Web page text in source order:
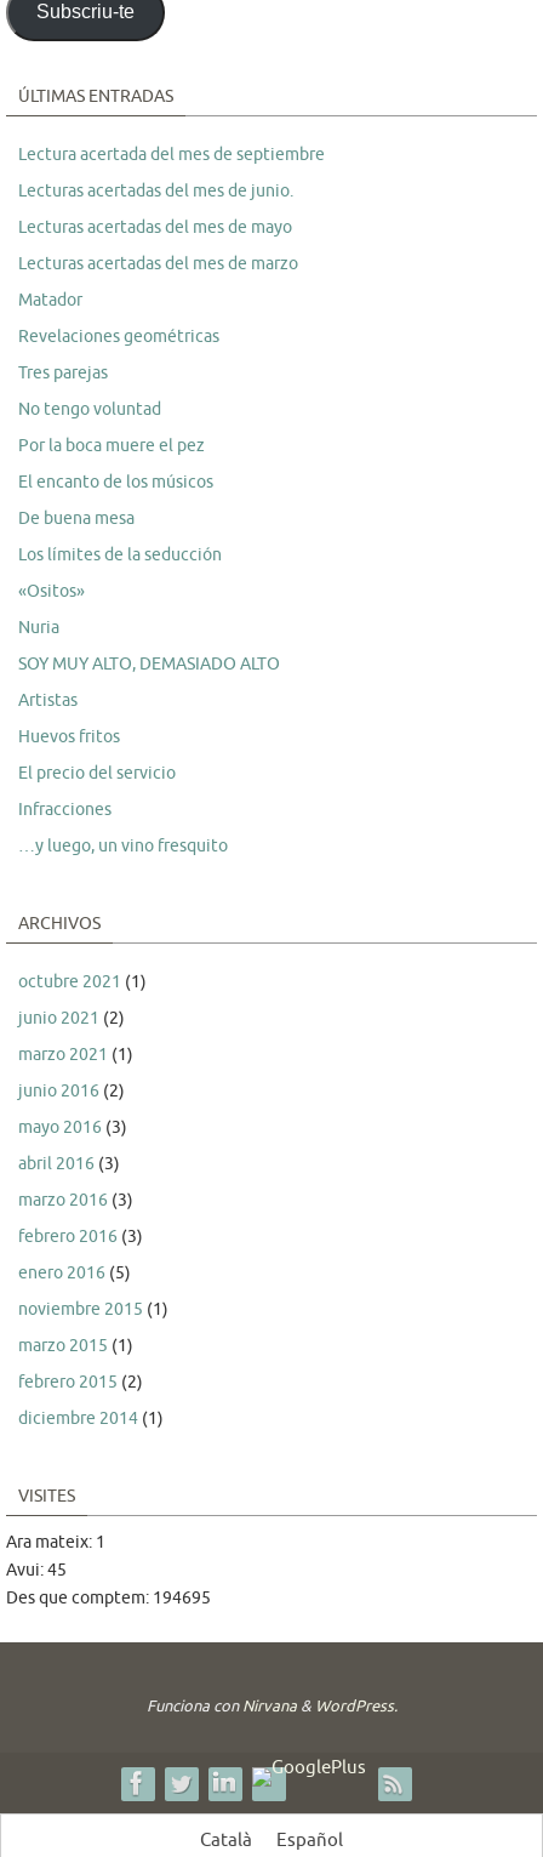
Subscriu-te
ÚLTIMAS ENTRADAS
Lectura acertada del mes de septiembre
Lecturas acertadas del mes de junio.
Lecturas acertadas del mes de mayo
Lecturas acertadas del mes de marzo
Matador
Revelaciones geométricas
Tres parejas
No tengo voluntad
Por la boca muere el pez
El encanto de los músicos
De buena mesa
Los límites de la seducción
«Ositos»
Nuria
SOY MUY ALTO, DEMASIADO ALTO
Artistas
Huevos fritos
El precio del servicio
Infracciones
…y luego, un vino fresquito
ARCHIVOS
octubre 2021 (1)
junio 2021 (2)
marzo 2021 (1)
junio 2016 (2)
mayo 2016 (3)
abril 2016 (3)
marzo 2016 (3)
febrero 2016 (3)
enero 2016 (5)
noviembre 2015 (1)
marzo 2015 (1)
febrero 2015 (2)
diciembre 2014 (1)
VISITES
Ara mateix: 1
Avui: 45
Des que comptem: 194695
Funciona conNirvana& WordPress.
Català Español